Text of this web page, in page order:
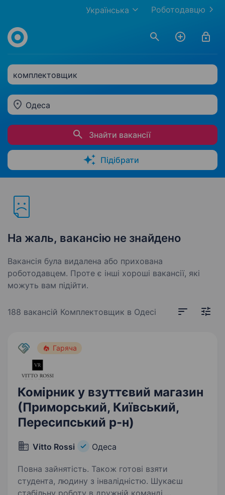
Роботодавцю
Українська
комплектовщик
Одеса
Знайти вакансії
Підібрати
На жаль, вакансію не знайдено
Вакансія була видалена або прихована
роботодавцем. Проте є інші хороші вакансії, які
можуть вам підійти.
188 вакансій Комплектовщик в Одесі
Гаряча
Комірник у взуттєвий магазин
(Приморський, Київський,
Пересипський р-н)
Vitto Rossi Одеса
Повна зайнятість. Також готові взяти
студента, людину з інвалідністю. Шукаєш
стабільну роботу в дружній команді,